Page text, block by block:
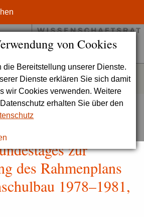
von Cookies
die Bereitstellung unserer Dienste.
Dienste erklären Sie sich damit
wir Cookies verwenden. Weitere
erhalten Sie über den
für
des
zur
des Rahmenplans
1978–1981,